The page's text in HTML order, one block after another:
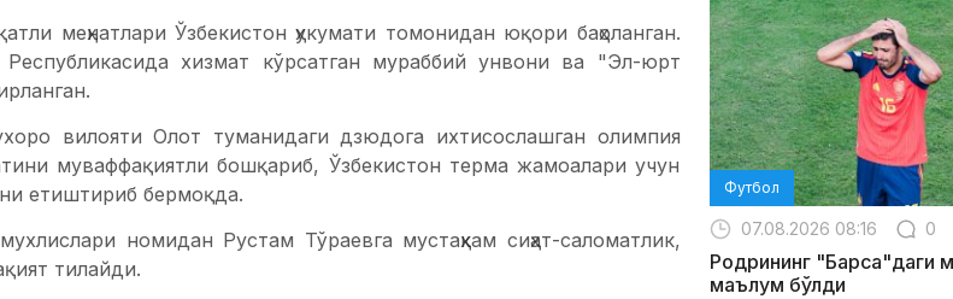
меҳнатлари Ўзбекистон ҳукумати томонидан юқори баҳоланган.
Республикасида хизмат кўрсатган мураббий унвони ва "Эл-юрт
вилояти Олот туманидаги дзюдога ихтисослашган олимпия
муваффақиятли бошқариб, Ўзбекистон терма жамоалари учун
етиштириб бермоқда.
номидан Рустам Тўраевга мустаҳкам сиҳат-саломатлик,
тилайди.
Футбол
07.08.2026 08:16 0
Родрининг "Барса"даги
маълум бўлди